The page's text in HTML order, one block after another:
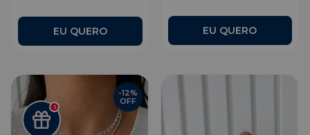
EU QUERO EU QUERO
-12%
OFF
3